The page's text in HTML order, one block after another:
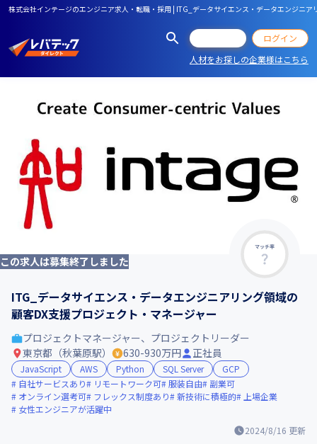
株式会社インテージのエンジニア求人・転職・採用 | ITG_データサイエンス・データエンジニ
ログイン
人材をお探しの企業様はこちら
マッチ率
この求人は募集終了しました
ITG_データサイエンス・データエンジニアリング領域の
顧客DX支援プロジェクト・マネージャー
2024/8/16 更新
プロジェクトマネージャー、プロジェクトリーダー
東京都（秋葉原駅）
630-930万円 正社員
JavaScript AWS Python SQL Server
GCP
自社サービスあり
リモートワーク可 服装自由
副業可
オンライン選考可
フレックス制度あり 新技術に積極的
上場企業
女性エンジニアが活躍中